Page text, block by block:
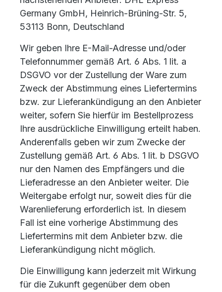
Germany GmbH, Heinrich-Brüning-Str. 5,
53113 Bonn, Deutschland
Wir geben Ihre E-Mail-Adresse und/oder
Telefonnummer gemäß Art. 6 Abs. 1 lit. a
DSGVO vor der Zustellung der Ware zum
Zweck der Abstimmung eines Liefertermins
bzw. zur Lieferankündigung an den Anbieter
weiter, sofern Sie hierfür im Bestellprozess
Ihre ausdrückliche Einwilligung erteilt haben.
Anderenfalls geben wir zum Zwecke der
Zustellung gemäß Art. 6 Abs. 1 lit. b DSGVO
nur den Namen des Empfängers und die
Lieferadresse an den Anbieter weiter. Die
Weitergabe erfolgt nur, soweit dies für die
Warenlieferung erforderlich ist. In diesem
Fall ist eine vorherige Abstimmung des
Liefertermins mit dem Anbieter bzw. die
Lieferankündigung nicht möglich.
Die Einwilligung kann jederzeit mit Wirkung
für die Zukunft gegenüber dem oben